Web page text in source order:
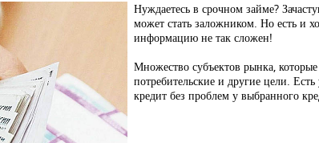
Нуждаетесь в срочном займе?
может стать заложником. Но есть и
информацию не так сложен!
Множество субъектов рынка,
потребительские и другие цели.
кредит без проблем у выбранного